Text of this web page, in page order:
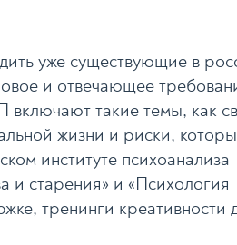
уже существующие в
и отвечающее
такие темы, как
жизни и риски,
институте психоанализа
и старения» и «Психология
тренинги креативности